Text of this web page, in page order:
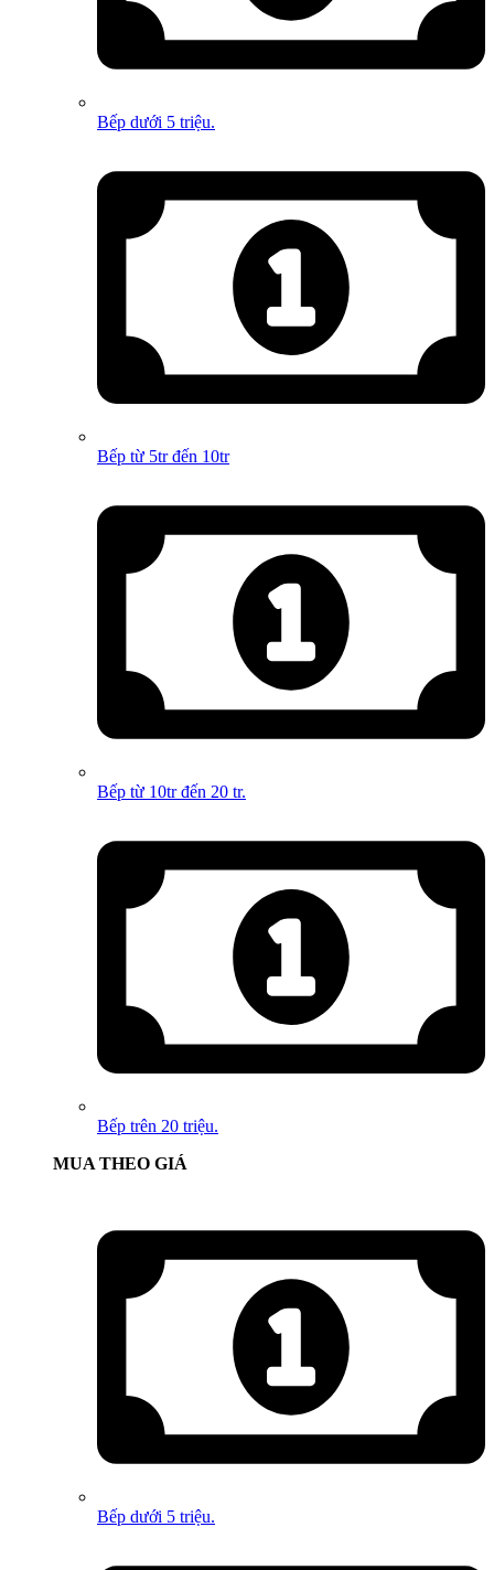
Bếp dưới 5 triệu.
Bếp từ 5tr đến 10tr
Bếp từ 10tr đến 20 tr.
Bếp trên 20 triệu.
MUA THEO GIÁ
Bếp dưới 5 triệu.